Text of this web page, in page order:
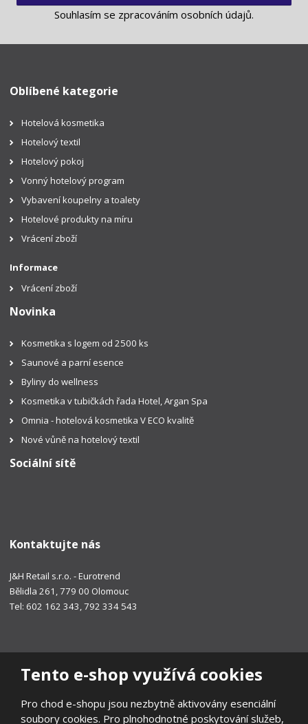
Tento e-shop využívá cookies
Pro chod e-shopu jsou nezbytně aktivovány esenciální
soubory cookies. Pro plnohodnotné poskytování služeb,
Souhlasím se zpracováním osobních údajů.
Oblíbené kategorie
Hotelová kosmetika
Hotelový textil
Hotelový pokoj
Vonný hotelový program
Vybavení koupelny a toalety
Hotelové produkty na míru
Vrácení zboží
Informace
Vrácení zboží
Novinka
Kosmetika s logem od 2500 ks
Saunové a parní esence
Byliny do wellness
Kosmetika v tubičkách řada Hotel, Argan Spa
Omnia - hotelová kosmetika V ECO kvalitě
Nové vůně na hotelový textil
Sociální sítě
Kontaktujte nás
J&H Retail s.r.o. - Eurotrend
Bělidla 261, 779 00 Olomouc
Tel: 602 162 343, 792 334 543